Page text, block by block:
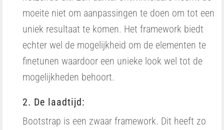
moeite niet om aanpassingen te doen om tot een
uniek resultaat te komen. Het framework biedt
echter wel de mogelijkheid om de elementen te
finetunen waardoor een unieke look wel tot de
mogelijkheden behoort.
2. De laadtijd:
Bootstrap is een zwaar framework. Dit heeft zo